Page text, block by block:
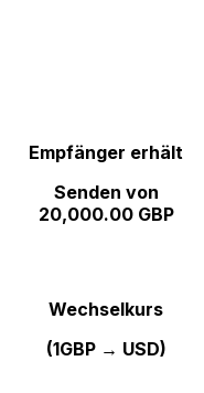
Empfänger erhält
Senden von
20,000.00 GBP
Wechselkurs
(1GBP → USD)